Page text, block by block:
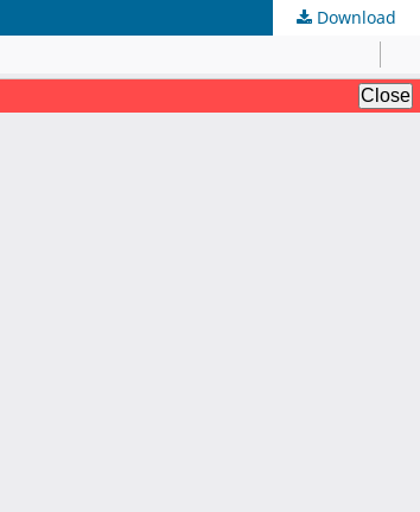
Download